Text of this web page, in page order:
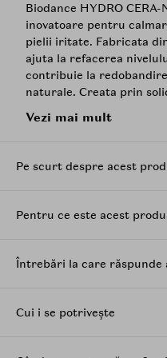
Biodance HYDRO
inovatoare pentru
pielii iritate. Fabricata
ajuta la refacerea
contribuie la
naturale. Creata prin
hialuronic cu greutate
hidrateaza profund.
Hydro Cera-nol:
iritanti.
umiditatii in piele,
Vezi mai mult
Pe scurt despre acest
Pentru ce este acest
Întrebări la care răspunde
Cui i se potrivește